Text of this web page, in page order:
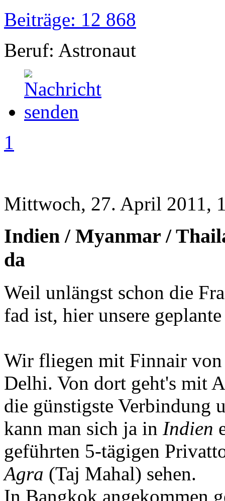
Beiträge: 12 868
Beruf: Astronaut
1
Mittwoch, 27. April 2011,
Indien / Myanmar /
da
Weil unlängst schon die
fad ist, hier unsere
Wir fliegen mit Finnair
Delhi. Von dort geht's mit
die günstigste Verbindung
kann man sich ja in Indien
geführten 5-tägigen
Agra (Taj Mahal) sehen.
In Bangkok angekommen